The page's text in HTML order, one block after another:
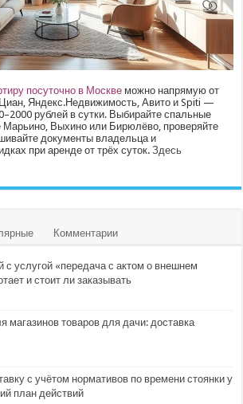
посуточно в Москве можно напрямую от
Циан, Яндекс.Недвижимость, Авито и Spiti —
рублей в сутки. Выбирайте спальные
Марьино, Выхино или Бирюлёво, проверяйте
документы владельца и
при аренде от трёх суток.Здесь
Комментарии
с услугой «передача с актом о внешнем
и стоит ли заказывать
магазинов товаров для дачи: доставка
с учётом нормативов по времени стоянки у
план действий